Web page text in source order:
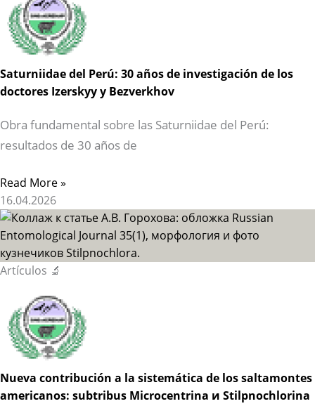
Saturniidae del Perú: 30 años de investigación de los
doctores Izerskyy y Bezverkhov
Obra fundamental sobre las Saturniidae del Perú:
resultados de 30 años de
Read More »
16.04.2026
Artículos 🔬
Nueva contribución a la sistemática de los saltamontes
americanos: subtribus Microcentrina и Stilpnochlorina